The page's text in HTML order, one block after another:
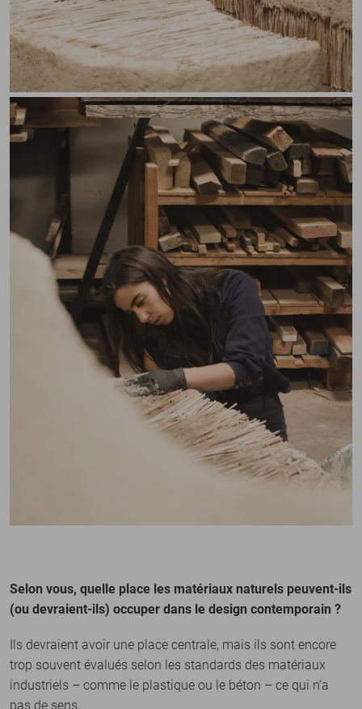
Selon vous, quelle place les matériaux naturels peuvent-ils
(ou devraient-ils) occuper dans le design contemporain ?
Ils devraient avoir une place centrale, mais ils sont encore
trop souvent évalués selon les standards des matériaux
industriels – comme le plastique ou le béton – ce qui n’a
pas de sens.